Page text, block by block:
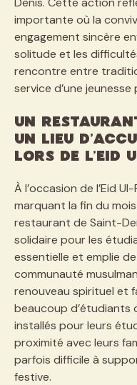
importante où la
engagement sincère
solitude et les
rencontre entre
service d’une jeunesse
Un
un lieu
lors de l’Eid
À l’occasion de l’Eid
marquant la fin du
restaurant de Saint-
solidaire pour les
essentielle et emplie
communauté
renouveau spirituel et
beaucoup d’étudiants
installés pour leurs
proximité avec leurs
parfois difficile à
festive.